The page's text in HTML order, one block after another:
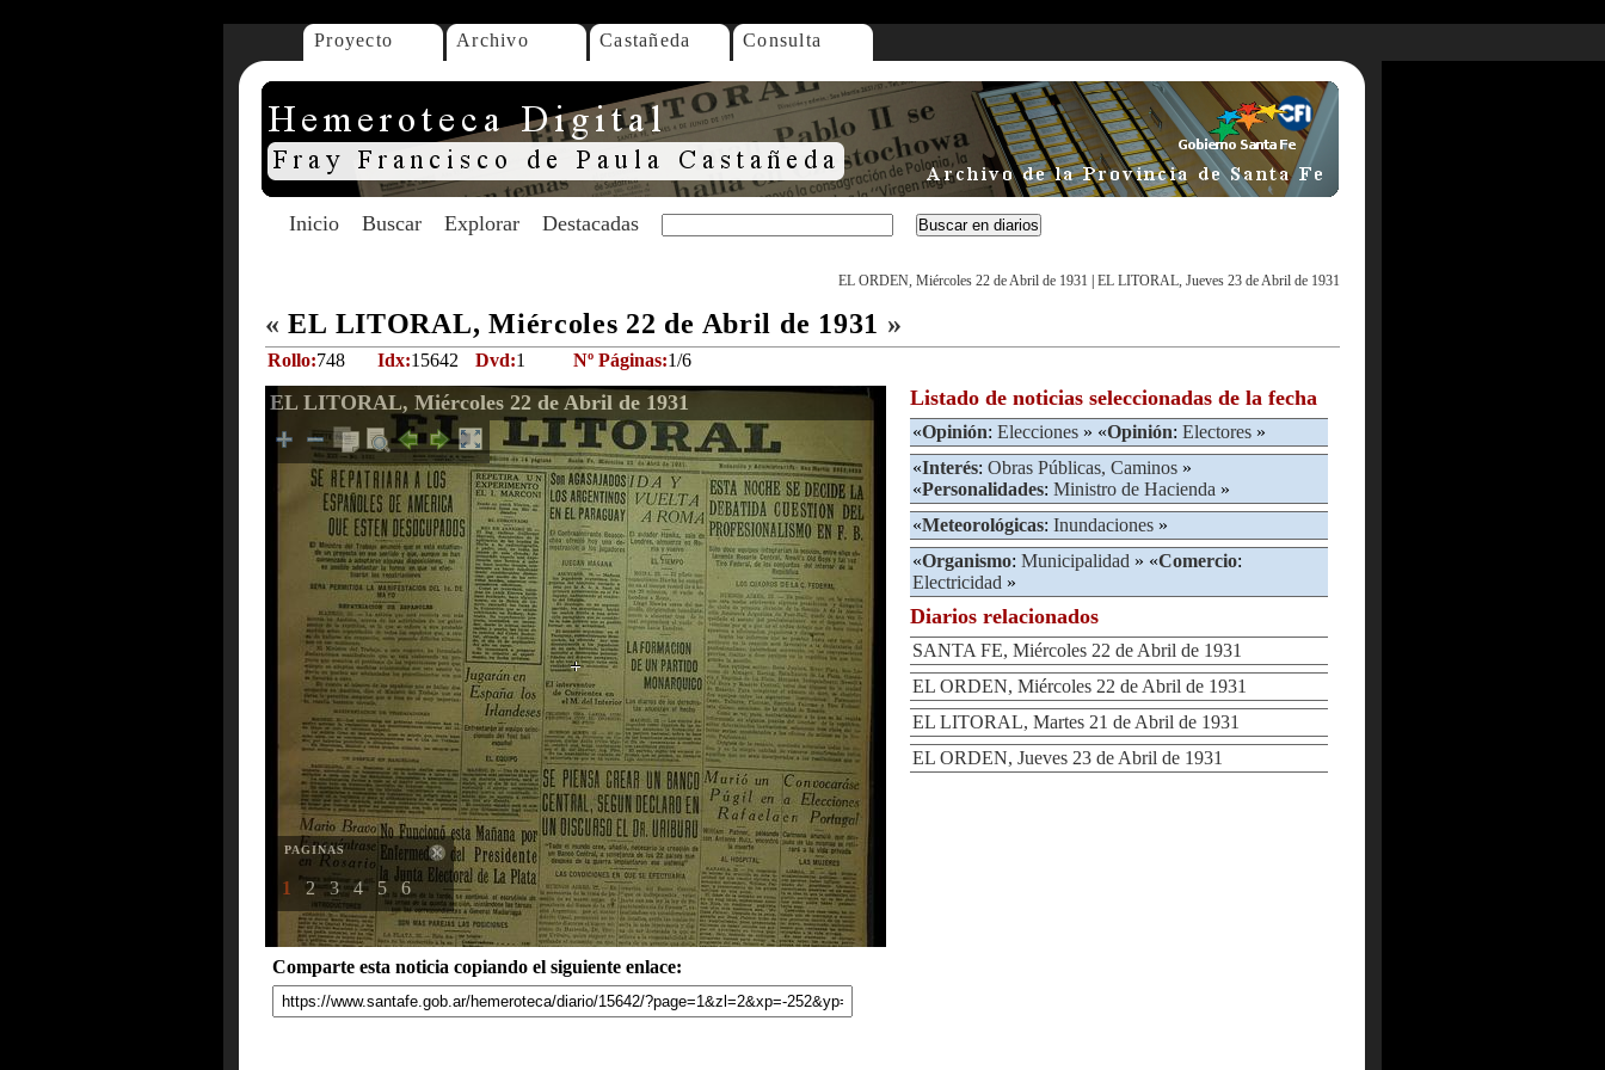
Proyecto Archivo Castañeda Consulta
Inicio Buscar Explorar Destacadas
EL ORDEN, Miércoles 22 de Abril de 1931 EL LITORAL, Jueves 23 de Abril de 1931
« EL LITORAL, Miércoles 22 de Abril de 1931 »
Rollo:748 Idx:15642 Dvd:1 Nº Páginas:1/6
EL LITORAL, Miércoles 22 de Abril de 1931
PAGINAS
1 2 3 4 5 6
Comparte esta noticia copiando el siguiente enlace:
Listado de noticias seleccionadas de la fecha
«Opinión: Elecciones » «Opinión: Electores »
«Interés: Obras Públicas, Caminos »
«Personalidades: Ministro de Hacienda »
«Meteorológicas: Inundaciones »
«Organismo: Municipalidad » «Comercio:
Electricidad »
Diarios relacionados
SANTA FE, Miércoles 22 de Abril de 1931
EL ORDEN, Miércoles 22 de Abril de 1931
EL LITORAL, Martes 21 de Abril de 1931
EL ORDEN, Jueves 23 de Abril de 1931